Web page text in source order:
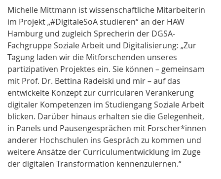
Michelle Mittmann ist wissenschaftliche Mitarbeiterin
im Projekt „#DigitaleSoA studieren“ an der HAW
Hamburg und zugleich Sprecherin der DGSA-
Fachgruppe Soziale Arbeit und Digitalisierung: „Zur
Tagung laden wir die Mitforschenden unseres
partizipativen Projektes ein. Sie können – gemeinsam
mit Prof. Dr. Bettina Radeiski und mir – auf das
entwickelte Konzept zur curricularen Verankerung
digitaler Kompetenzen im Studiengang Soziale Arbeit
blicken. Darüber hinaus erhalten sie die Gelegenheit,
in Panels und Pausengesprächen mit Forscher*innen
anderer Hochschulen ins Gespräch zu kommen und
weitere Ansätze der Curriculumentwicklung im Zuge
der digitalen Transformation kennenzulernen.“